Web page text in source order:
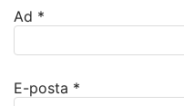
Ad *
E-posta *